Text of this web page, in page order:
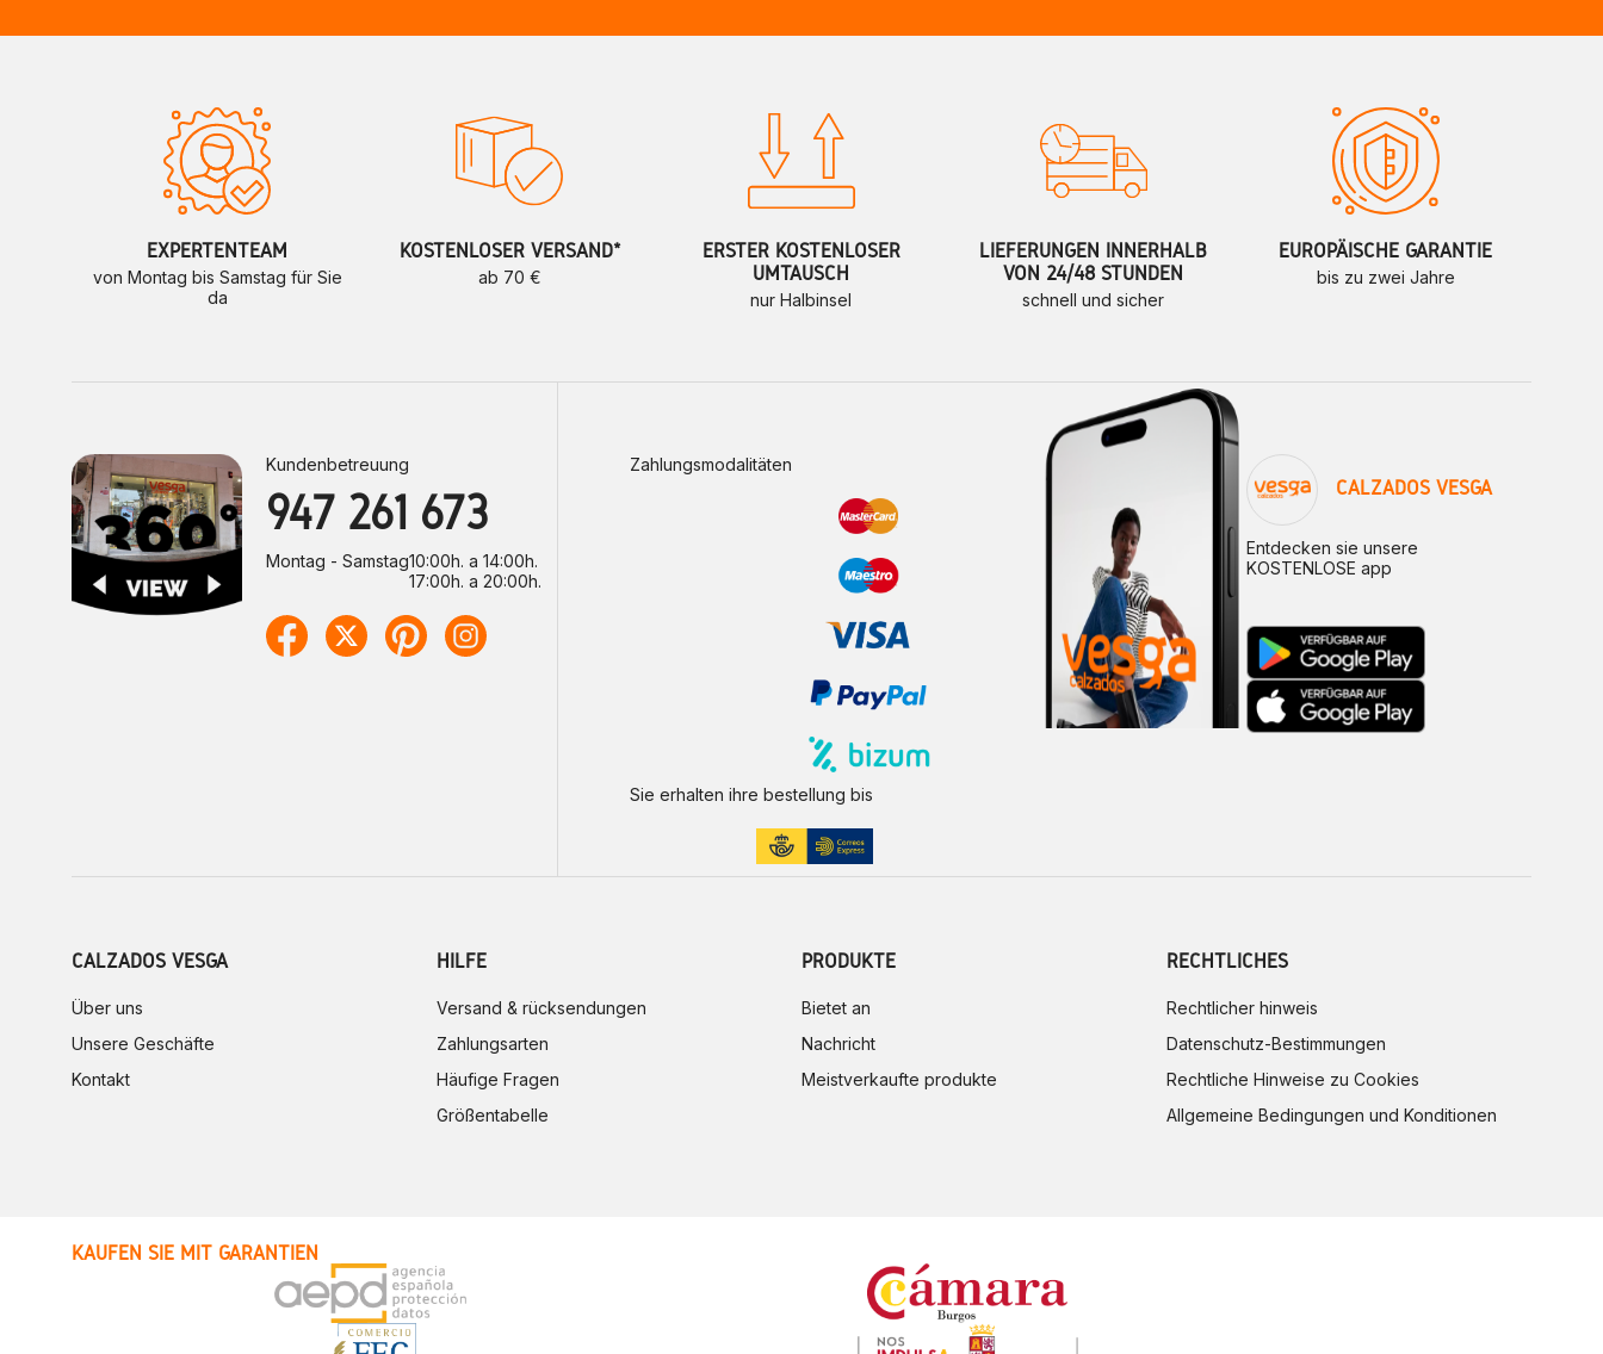
EXPERTENTEAM
von Montag bis Samstag für Sie
da
KOSTENLOSER VERSAND*
ab 70 €
ERSTER KOSTENLOSER
UMTAUSCH
nur Halbinsel
LIEFERUNGEN INNERHALB
VON 24/48 STUNDEN
schnell und sicher
EUROPÄISCHE GARANTIE
bis zu zwei Jahre
Kundenbetreuung
947 261 673
Montag - Samstag10:00h. a 14:00h.
17:00h. a 20:00h.
Zahlungsmodalitäten
Sie erhalten ihre bestellung bis
CALZADOS VESGA
Entdecken sie unsere
KOSTENLOSE app
CALZADOS VESGA
Über uns
Unsere Geschäfte
Kontakt
HILFE
Versand & rücksendungen
Zahlungsarten
Häufige Fragen
Größentabelle
PRODUKTE
Bietet an
Nachricht
Meistverkaufte produkte
RECHTLICHES
Rechtlicher hinweis
Datenschutz-Bestimmungen
Rechtliche Hinweise zu Cookies
Allgemeine Bedingungen und Konditionen
KAUFEN SIE MIT GARANTIEN